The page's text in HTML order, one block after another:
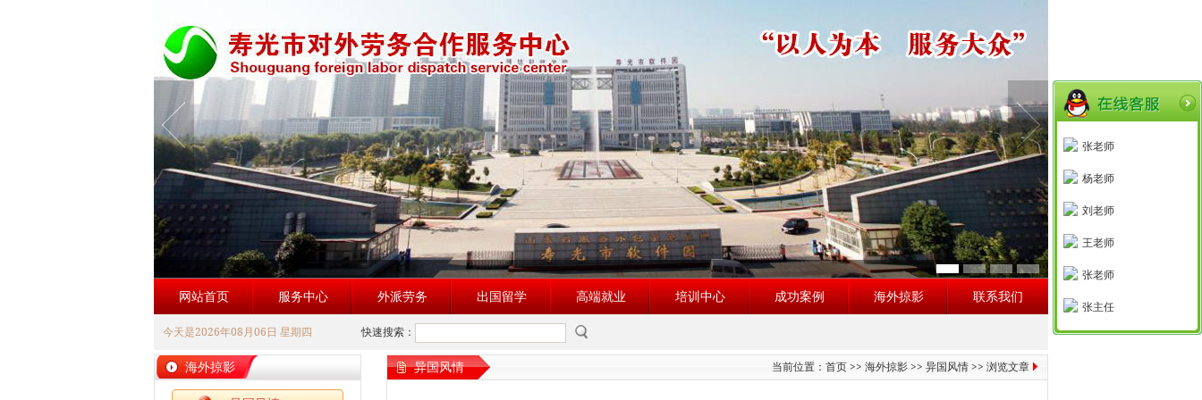
网站首页 服务中心 外派劳务 出国留学 高端就业 培训中心 成功案例 海外掠影 联系我们
今天是2026年08月06日 星期四 快速搜索：
海外掠影 异国风情 当前位置： 首页>> 海外掠影>> 异国风情>> 浏览文章
张老师
杨老师
刘老师
王老师
张老师
张主任